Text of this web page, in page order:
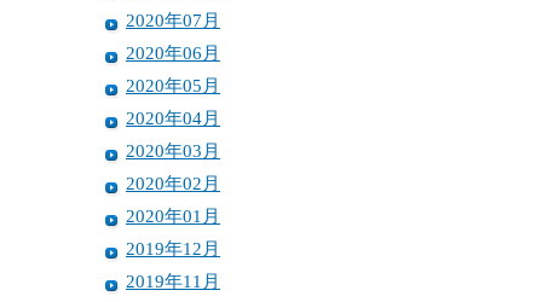
2020年07月
2020年06月
2020年05月
2020年04月
2020年03月
2020年02月
2020年01月
2019年12月
2019年11月